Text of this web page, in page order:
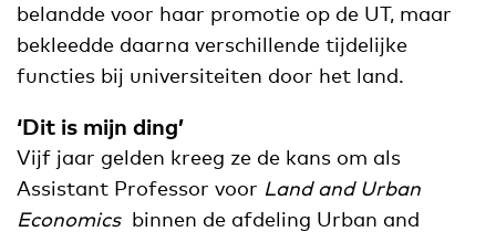
belandde voor haar promotie op de UT, maar
bekleedde daarna verschillende tijdelijke
functies bij universiteiten door het land.
‘Dit is mijn ding’
Vijf jaar gelden kreeg ze de kans om als
Assistant Professor voor Land and Urban
Economicsbinnen de afdeling Urban and